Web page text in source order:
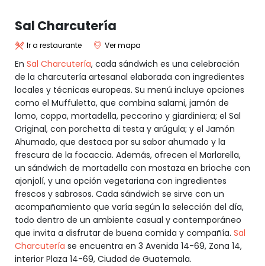
Sal Charcutería
Ir a restaurante Ver mapa
En Sal Charcutería, cada sándwich es una celebración
de la charcutería artesanal elaborada con ingredientes
locales y técnicas europeas. Su menú incluye opciones
como el Muffuletta, que combina salami, jamón de
lomo, coppa, mortadella, peccorino y giardiniera; el Sal
Original, con porchetta di testa y arúgula; y el Jamón
Ahumado, que destaca por su sabor ahumado y la
frescura de la focaccia. Además, ofrecen el Marlarella,
un sándwich de mortadella con mostaza en brioche con
ajonjolí, y una opción vegetariana con ingredientes
frescos y sabrosos. Cada sándwich se sirve con un
acompañamiento que varía según la selección del día,
todo dentro de un ambiente casual y contemporáneo
que invita a disfrutar de buena comida y compañía. Sal
Charcutería se encuentra en 3 Avenida 14-69, Zona 14,
interior Plaza 14-69, Ciudad de Guatemala.